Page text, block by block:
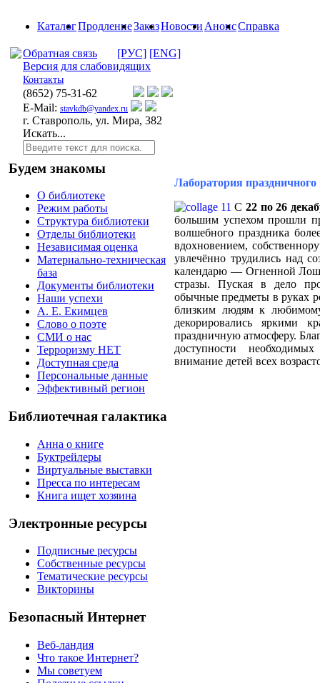
КаталогПродлениеЗаказНовости АнонсСправка
Обратная связь [РУС] [ENG]
Версия для слабовидящих
Контакты
(8652) 75-31-62
E-Mail: stavkdb@yandex.ru
г. Ставрополь, ул. Мира, 382
Искать...
Будем знакомы
О библиотеке
Режим работы
Структура библиотеки
Отделы библиотеки
Независимая оценка
Материально-техническая
база
Документы библиотеки
Наши успехи
А. Е. Екимцев
Слово о поэте
СМИ о нас
Терроризму НЕТ
Доступная среда
Персональные данные
Эффективный регион
Библиотечная галактика
Анна о книге
Буктрейлеры
Виртуальные выставки
Пресса по интересам
Книга ищет хозяина
Электронные ресурсы
Подписные ресурсы
Собственные ресурсы
Тематические ресурсы
Викторины
Безопасный Интернет
Веб-ландия
Что такое Интернет?
Мы советуем
Лаборатория праздничного
С 22 по 26
большим успехом прошли
волшебного праздника
вдохновением,
увлечённо трудились над
календарю — Огненной
стразы. Пуская в дело
обычные предметы в руках
близким людям к
декорировались яркими
праздничную атмосферу.
доступности
внимание детей всех